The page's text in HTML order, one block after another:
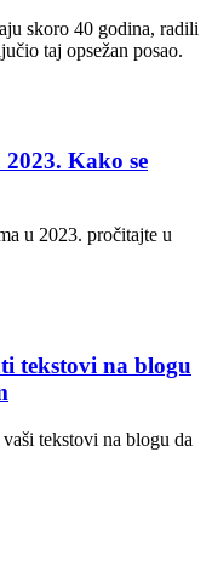
skoro 40 godina, radili
taj opsežan posao.
Kako se
u 2023. pročitajte u
tekstovi na blogu
tekstovi na blogu da